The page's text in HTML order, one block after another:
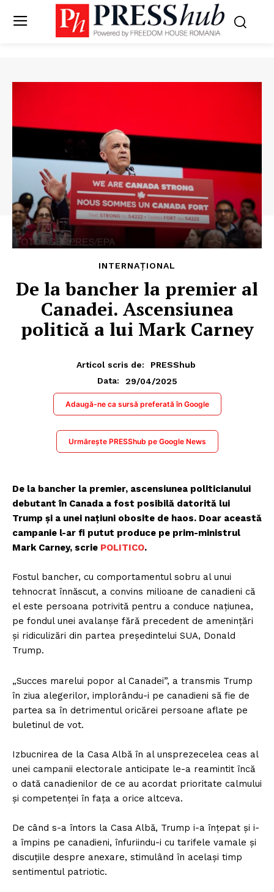
INTERNAȚIONAL
De la bancher la premier al
Canadei. Ascensiunea
politică a lui Mark Carney
Articol scris de:
PRESShub
Data:
29/04/2025
Adaugă-ne ca sursă preferată în Google
Urmărește PRESShub pe Google News
De la bancher la premier, ascensiunea politicianului
debutant în Canada a fost posibilă datorită lui
Trump și a unei națiuni obosite de haos. Doar această
campanie l-ar fi putut produce pe prim-ministrul
Mark Carney, scrie POLITICO.
Fostul bancher, cu comportamentul sobru al unui
tehnocrat înnăscut, a convins milioane de canadieni că
el este persoana potrivită pentru a conduce națiunea,
pe fondul unei avalanșe fără precedent de amenințări
și ridiculizări din partea președintelui SUA, Donald
Trump.
„Succes marelui popor al Canadei”, a transmis Trump
în ziua alegerilor, implorându-i pe canadieni să fie de
partea sa în detrimentul oricărei persoane aflate pe
buletinul de vot.
Izbucnirea de la Casa Albă în al unsprezecelea ceas al
unei campanii electorale anticipate le-a reamintit încă
o dată canadienilor de ce au acordat prioritate calmului
și competenței în fața a orice altceva.
De când s-a întors la Casa Albă, Trump i-a înțepat și i-
a împins pe canadieni, înfuriindu-i cu tarifele vamale și
discuțiile despre anexare, stimulând în același timp
sentimentul patriotic.